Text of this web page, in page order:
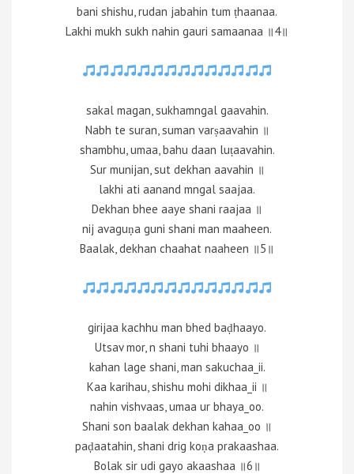
bani shishu, rudan jabahin tum ṭhaanaa.
Lakhi mukh sukh nahin gauri samaanaa ॥4॥
sakal magan, sukhamngal gaavahin.
Nabh te suran, suman varṣaavahin ॥
shambhu, umaa, bahu daan luṭaavahin.
Sur munijan, sut dekhan aavahin ॥
lakhi ati aanand mngal saajaa.
Dekhan bhee aaye shani raajaa ॥
nij avaguṇa guni shani man maaheen.
Baalak, dekhan chaahat naaheen ॥5॥
girijaa kachhu man bhed baḍhaayo.
Utsav mor, n shani tuhi bhaayo ॥
kahan lage shani, man sakuchaa_ii.
Kaa karihau, shishu mohi dikhaa_ii ॥
nahin vishvaas, umaa ur bhaya_oo.
Shani son baalak dekhan kahaa_oo ॥
paḍaatahin, shani drig koṇa prakaashaa.
Bolak sir udi gayo akaashaa ॥6॥